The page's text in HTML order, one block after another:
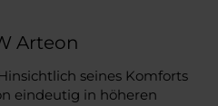
Arteon
seines Komforts
eindeutig in höheren